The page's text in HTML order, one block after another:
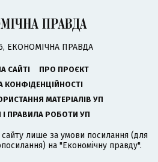
ЕКОНОМІЧНА ПРАВДА
САЙТІ
ПРО ПРОЄКТ
КОНФІДЕНЦІЙНОСТІ
МАТЕРІАЛІВ УП
ПРАВИЛА РОБОТИ УП
сайту лише за умови посилання (для
на "Економічну правду".